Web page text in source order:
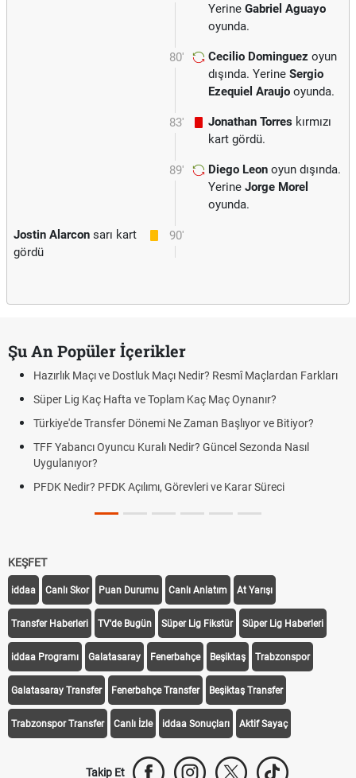
Yerine Gabriel Aguayo
oyunda.
80' Cecilio Dominguez oyun
dışında. Yerine Sergio
Ezequiel Araujo oyunda.
83' Jonathan Torres kırmızı
kart gördü.
89' Diego Leon oyun dışında.
Yerine Jorge Morel
oyunda.
90'
Jostin Alarcon sarı kart
gördü
Şu An Popüler İçerikler
Hazırlık Maçı ve Dostluk Maçı Nedir? Resmî Maçlardan Farkları
Süper Lig Kaç Hafta ve Toplam Kaç Maç Oynanır?
Türkiye'de Transfer Dönemi Ne Zaman Başlıyor ve Bitiyor?
TFF Yabancı Oyuncu Kuralı Nedir? Güncel Sezonda Nasıl
Uygulanıyor?
PFDK Nedir? PFDK Açılımı, Görevleri ve Karar Süreci
KEŞFET
iddaa Canlı Skor Puan Durumu Canlı Anlatım At Yarışı
Transfer Haberleri TV'de Bugün Süper Lig Fikstür Süper Lig Haberleri
iddaa Programı Galatasaray Fenerbahçe Beşiktaş Trabzonspor
Galatasaray Transfer Fenerbahçe Transfer Beşiktaş Transfer
Trabzonspor Transfer Canlı İzle iddaa Sonuçları Aktif Sayaç